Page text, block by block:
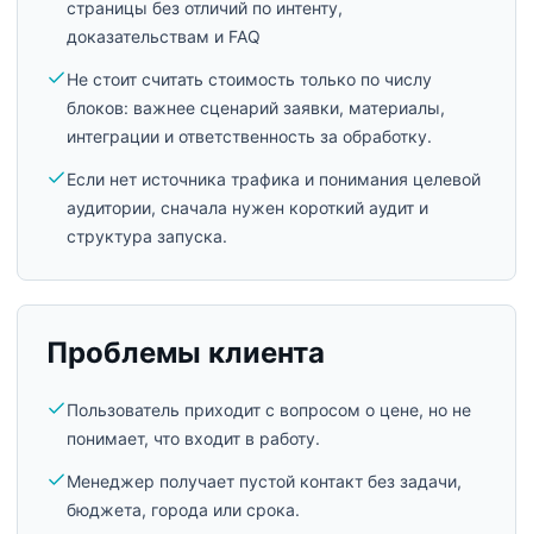
страницы без отличий по интенту,
доказательствам и FAQ
Не стоит считать стоимость только по числу
блоков: важнее сценарий заявки, материалы,
интеграции и ответственность за обработку.
Если нет источника трафика и понимания целевой
аудитории, сначала нужен короткий аудит и
структура запуска.
Проблемы клиента
Пользователь приходит с вопросом о цене, но не
понимает, что входит в работу.
Менеджер получает пустой контакт без задачи,
бюджета, города или срока.